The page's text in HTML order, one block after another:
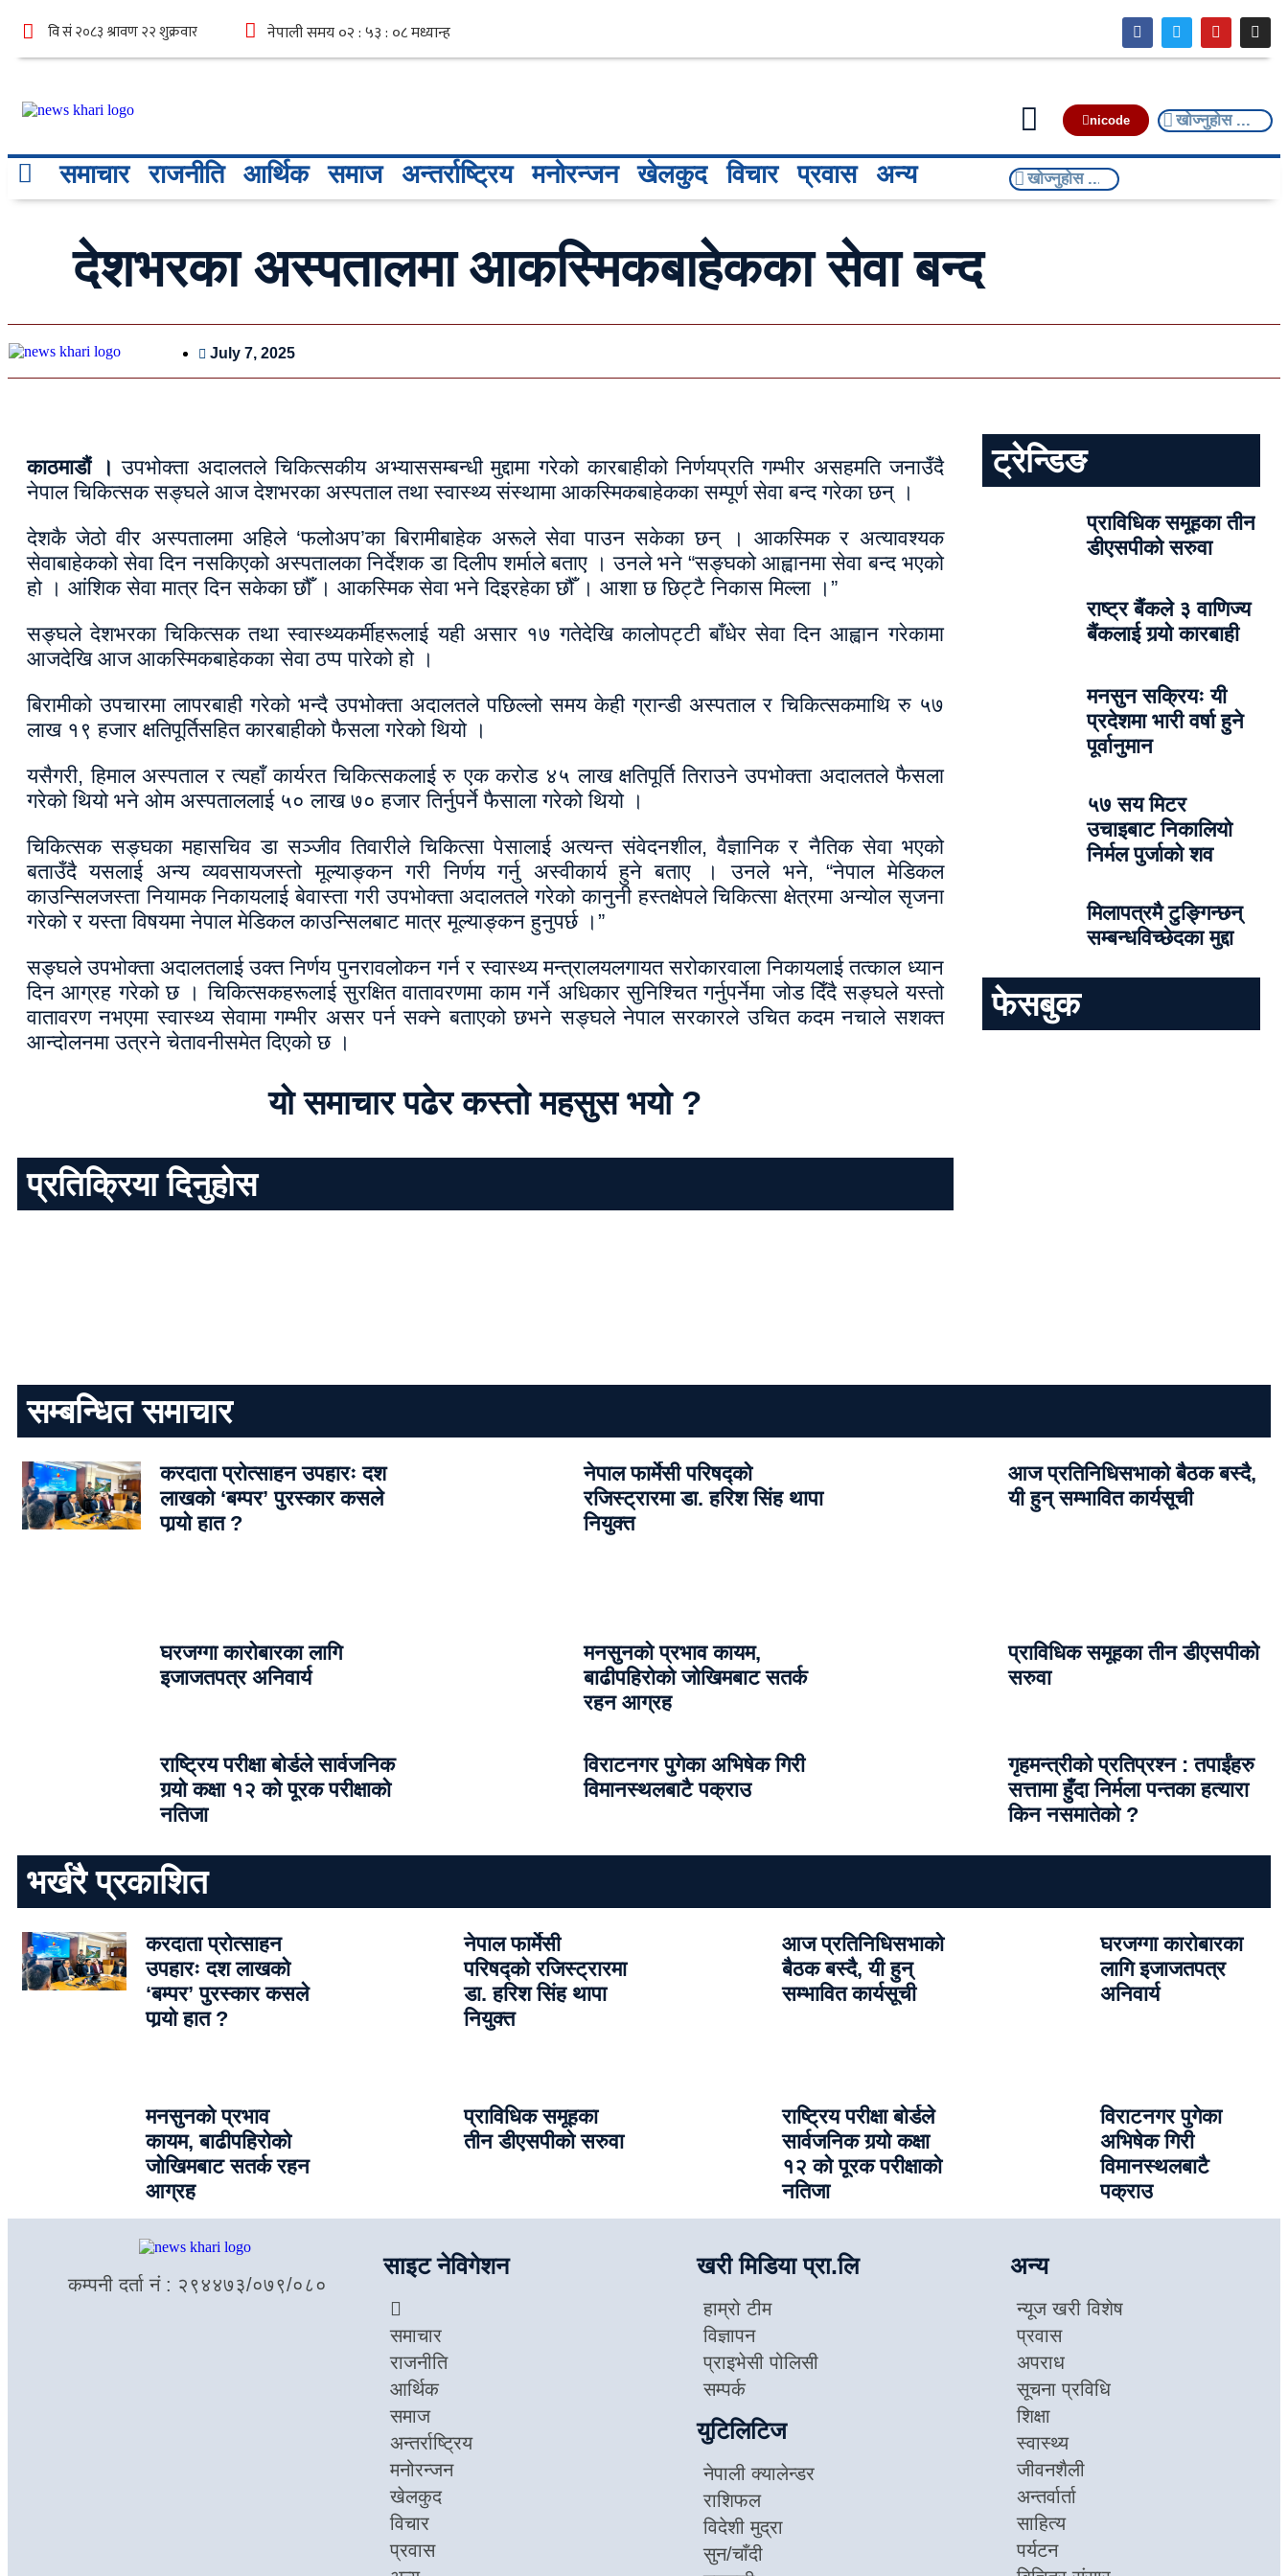
nicode
समाचार राजनीति आर्थिक समाज अन्तर्राष्ट्रिय मनोरन्जन खेलकुद विचार प्रवास अन्य
देशभरका अस्पतालमा आकस्मिकबाहेकका सेवा बन्द
July 7, 2025
काठमाडौं । उपभोक्ता अदालतले चिकित्सकीय अभ्याससम्बन्धी मुद्दामा गरेको कारबाहीको निर्णयप्रति गम्भीर असहमति जनाउँदै
नेपाल चिकित्सक सङ्घले आज देशभरका अस्पताल तथा स्वास्थ्य संस्थामा आकस्मिकबाहेकका सम्पूर्ण सेवा बन्द गरेका छन् ।
देशकै जेठो वीर अस्पतालमा अहिले ‘फलोअप’का बिरामीबाहेक अरूले सेवा पाउन सकेका छन् । आकस्मिक र अत्यावश्यक
सेवाबाहेकको सेवा दिन नसकिएको अस्पतालका निर्देशक डा दिलीप शर्माले बताए । उनले भने “सङ्घको आह्वानमा सेवा बन्द भएको
हो । आंशिक सेवा मात्र दिन सकेका छौँ । आकस्मिक सेवा भने दिइरहेका छौँ । आशा छ छिट्टै निकास मिल्ला ।”
सङ्घले देशभरका चिकित्सक तथा स्वास्थ्यकर्मीहरूलाई यही असार १७ गतेदेखि कालोपट्टी बाँधेर सेवा दिन आह्वान गरेकामा
आजदेखि आज आकस्मिकबाहेकका सेवा ठप्प पारेको हो ।
बिरामीको उपचारमा लापरबाही गरेको भन्दै उपभोक्ता अदालतले पछिल्लो समय केही ग्रान्डी अस्पताल र चिकित्सकमाथि रु ५७
लाख १९ हजार क्षतिपूर्तिसहित कारबाहीको फैसला गरेको थियो ।
यसैगरी, हिमाल अस्पताल र त्यहाँ कार्यरत चिकित्सकलाई रु एक करोड ४५ लाख क्षतिपूर्ति तिराउने उपभोक्ता अदालतले फैसला
गरेको थियो भने ओम अस्पताललाई ५० लाख ७० हजार तिर्नुपर्ने फैसाला गरेको थियो ।
चिकित्सक सङ्घका महासचिव डा सञ्जीव तिवारीले चिकित्सा पेसालाई अत्यन्त संवेदनशील, वैज्ञानिक र नैतिक सेवा भएको
बताउँदै यसलाई अन्य व्यवसायजस्तो मूल्याङ्कन गरी निर्णय गर्नु अस्वीकार्य हुने बताए । उनले भने, “नेपाल मेडिकल
काउन्सिलजस्ता नियामक निकायलाई बेवास्ता गरी उपभोक्ता अदालतले गरेको कानुनी हस्तक्षेपले चिकित्सा क्षेत्रमा अन्योल सृजना
गरेको र यस्ता विषयमा नेपाल मेडिकल काउन्सिलबाट मात्र मूल्याङ्कन हुनुपर्छ ।”
सङ्घले उपभोक्ता अदालतलाई उक्त निर्णय पुनरावलोकन गर्न र स्वास्थ्य मन्त्रालयलगायत सरोकारवाला निकायलाई तत्काल ध्यान
दिन आग्रह गरेको छ । चिकित्सकहरूलाई सुरक्षित वातावरणमा काम गर्ने अधिकार सुनिश्चित गर्नुपर्नेमा जोड दिँदै सङ्घले यस्तो
वातावरण नभएमा स्वास्थ्य सेवामा गम्भीर असर पर्न सक्ने बताएको छभने सङ्घले नेपाल सरकारले उचित कदम नचाले सशक्त
आन्दोलनमा उत्रने चेतावनीसमेत दिएको छ ।
यो समाचार पढेर कस्तो महसुस भयो ?
प्रतिक्रिया दिनुहोस
ट्रेन्डिङ
प्राविधिक समूहका तीन
डीएसपीको सरुवा
राष्ट्र बैंकले ३ वाणिज्य
बैंकलाई गर्‍यो कारबाही
मनसुन सक्रियः यी
प्रदेशमा भारी वर्षा हुने
पूर्वानुमान
५७ सय मिटर
उचाइबाट निकालियो
निर्मल पुर्जाको शव
मिलापत्रमै टुङ्गिन्छन्
सम्बन्धविच्छेदका मुद्दा
फेसबुक
सम्बन्धित समाचार
करदाता प्रोत्साहन उपहारः दश
लाखको ‘बम्पर’ पुरस्कार कसले
पार्‍याे हात ?
नेपाल फार्मेसी परिषद्को
रजिस्ट्रारमा डा. हरिश सिंह थापा
नियुक्त
आज प्रतिनिधिसभाको बैठक बस्दै,
यी हुन् सम्भावित कार्यसूची
घरजग्गा कारोबारका लागि
इजाजतपत्र अनिवार्य
मनसुनको प्रभाव कायम,
बाढीपहिरोको जोखिमबाट सतर्क
रहन आग्रह
प्राविधिक समूहका तीन डीएसपीको
सरुवा
राष्ट्रिय परीक्षा बोर्डले सार्वजनिक
गर्‍यो कक्षा १२ को पूरक परीक्षाको
नतिजा
विराटनगर पुगेका अभिषेक गिरी
विमानस्थलबाटै पक्राउ
गृहमन्त्रीको प्रतिप्रश्न : तपाईंहरु
सत्तामा हुँदा निर्मला पन्तका हत्यारा
किन नसमातेको ?
भर्खरै प्रकाशित
करदाता प्रोत्साहन
उपहारः दश लाखको
‘बम्पर’ पुरस्कार कसले
पार्‍याे हात ?
नेपाल फार्मेसी
परिषद्को रजिस्ट्रारमा
डा. हरिश सिंह थापा
नियुक्त
आज प्रतिनिधिसभाको
बैठक बस्दै, यी हुन्
सम्भावित कार्यसूची
घरजग्गा कारोबारका
लागि इजाजतपत्र
अनिवार्य
मनसुनको प्रभाव
कायम, बाढीपहिरोको
जोखिमबाट सतर्क रहन
आग्रह
प्राविधिक समूहका
तीन डीएसपीको सरुवा
राष्ट्रिय परीक्षा बोर्डले
सार्वजनिक गर्‍यो कक्षा
१२ को पूरक परीक्षाको
नतिजा
विराटनगर पुगेका
अभिषेक गिरी
विमानस्थलबाटै
पक्राउ
कम्पनी दर्ता नं : २९४४७३/०७९/०८०
साइट नेविगेशन
समाचार
राजनीति
आर्थिक
समाज
अन्तर्राष्ट्रिय
मनोरन्जन
खेलकुद
विचार
प्रवास
खरी मिडिया प्रा.लि
हाम्रो टीम
विज्ञापन
प्राइभेसी पोलिसी
सम्पर्क
युटिलिटिज
नेपाली क्यालेन्डर
राशिफल
विदेशी मुद्रा
सुन/चाँदी
अन्य
न्यूज खरी विशेष
प्रवास
अपराध
सूचना प्रविधि
शिक्षा
स्वास्थ्य
जीवनशैली
अन्तर्वार्ता
साहित्य
पर्यटन